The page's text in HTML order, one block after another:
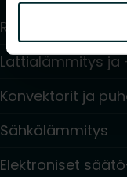
Radiaattorit ja
Lattialämmitys ja
Konvektorit ja
Sähkölämmitys
Elektroniset